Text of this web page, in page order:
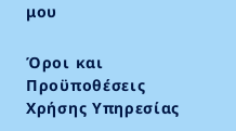
μου
Όροι και
Προϋποθέσεις
Χρήσης Υπηρεσίας